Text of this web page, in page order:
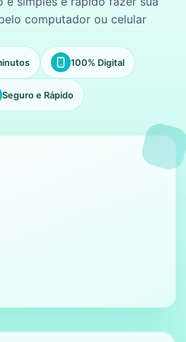
computador ou celular
100% Digital
Seguro e Rápido